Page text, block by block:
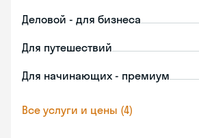
Деловой - для бизнеса
Для путешествий
Для начинающих - премиум
Все услуги и цены (4)